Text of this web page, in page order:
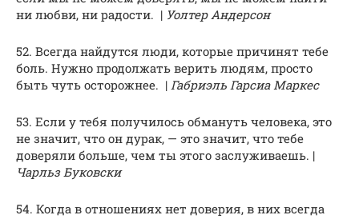
ни любви, ни радости. | Уолтер Андерсон
52. Всегда найдутся люди, которые причинят тебе
боль. Нужно продолжать верить людям, просто
быть чуть осторожнее. | Габриэль Гарсиа Маркес
53. Если у тебя получилось обмануть человека, это
не значит, что он дурак, — это значит, что тебе
доверяли больше, чем ты этого заслуживаешь. |
Чарльз Буковски
54. Когда в отношениях нет доверия, в них всегда